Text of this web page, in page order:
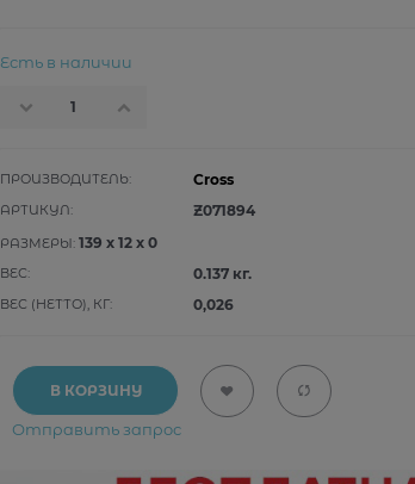
Есть в наличии
ПРОИЗВОДИТЕЛЬ: Cross
АРТИКУЛ: Z071894
РАЗМЕРЫ: 139 x 12 x 0
ВЕС: 0.137кг.
ВЕС (НЕТТО), КГ: 0,026
В КОРЗИНУ
Отправить запрос